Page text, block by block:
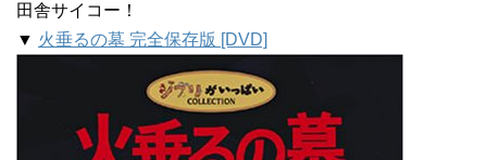
田舎サイコー！
▼ 火垂るの墓 完全保存版 [DVD]